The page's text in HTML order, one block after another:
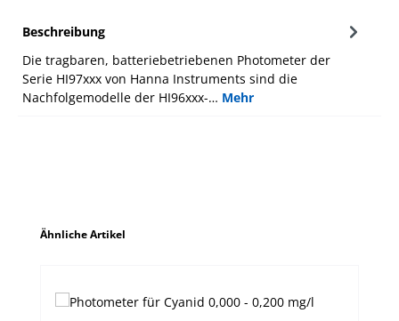
Beschreibung
Die tragbaren, batteriebetriebenen Photometer der
Serie HI97xxx von Hanna Instruments sind die
Nachfolgemodelle der HI96xxx-… Mehr
Produktgalerie überspringen
Ähnliche Artikel